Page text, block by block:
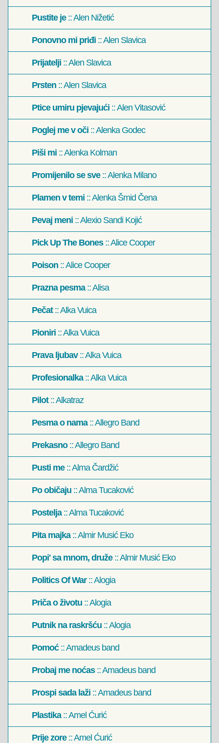
Pustite je:: Alen Nižetić
Ponovno mi priđi :: Alen Slavica
Prijatelji :: Alen Slavica
Prsten :: Alen Slavica
Ptice umiru pjevajući :: Alen Vitasović
Poglej me v oči :: Alenka Godec
Piši mi :: Alenka Kolman
Promijenilo se sve:: Alenka Milano
Plamen v temi :: Alenka Šmid Čena
Pevaj meni :: Alexio Sandi Kojić
Pick Up The Bones:: Alice Cooper
Poison :: Alice Cooper
Prazna pesma:: Alisa
Pečat:: Alka Vuica
Pioniri :: Alka Vuica
Prava ljubav:: Alka Vuica
Profesionalka:: Alka Vuica
Pilot:: Alkatraz
Pesma o nama:: Allegro Band
Prekasno:: Allegro Band
Pusti me:: Alma Čardžić
Po običaju :: Alma Tucaković
Postelja:: Alma Tucaković
Pita majka:: Almir Musić Eko
Popi' sa mnom, druže:: Almir Musić Eko
Politics Of War:: Alogia
Priča o životu :: Alogia
Putnik na raskršću :: Alogia
Pomoć:: Amadeus band
Probaj me noćas:: Amadeus band
Prospi sada laži :: Amadeus band
Plastika:: Amel Ćurić
Prije zore:: Amel Ćurić